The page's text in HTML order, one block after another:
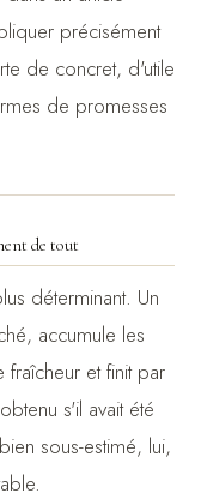
précisément
de concret, d'utile
de promesses
de tout
déterminant. Un
accumule les
et finit par
s'il avait été
sous-estimé, lui,